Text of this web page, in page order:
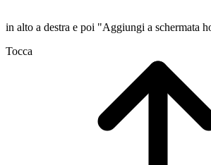
in alto a destra e poi "Aggiungi a schermata
Tocca